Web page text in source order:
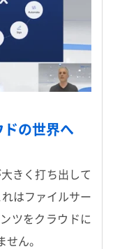
の世界へ
きく打ち出して
はファイルサー
ツをクラウドに
ん。